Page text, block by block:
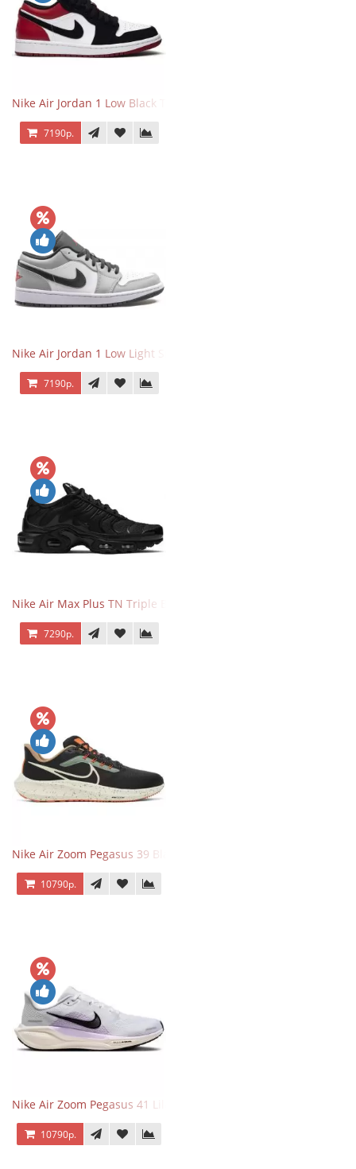
Nike Air Jordan 1 Low Black Toe
7190р.
Nike Air Jordan 1 Low Light Smoke Grey
7190р.
Nike Air Max Plus TN Triple Black
7290р.
Nike Air Zoom Pegasus 39 Black White Orange
10790р.
Nike Air Zoom Pegasus 41 Lilac Bloom
10790р.